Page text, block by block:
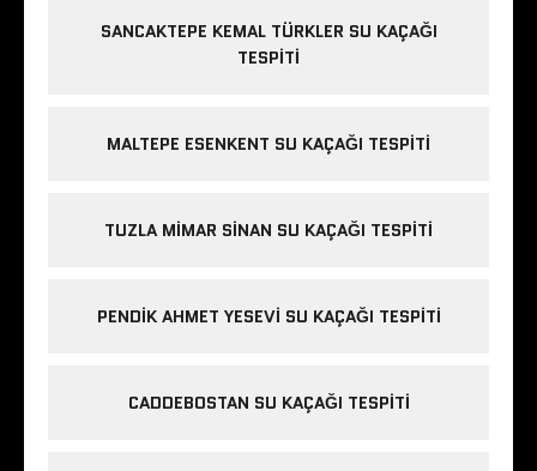
SANCAKTEPE KEMAL TÜRKLER SU KAÇAĞI
TESPITI
MALTEPE ESENKENT SU KAÇAĞI TESPITI
TUZLA MIMAR SINAN SU KAÇAĞI TESPITI
PENDIK AHMET YESEVI SU KAÇAĞI TESPITI
CADDEBOSTAN SU KAÇAĞI TESPITI